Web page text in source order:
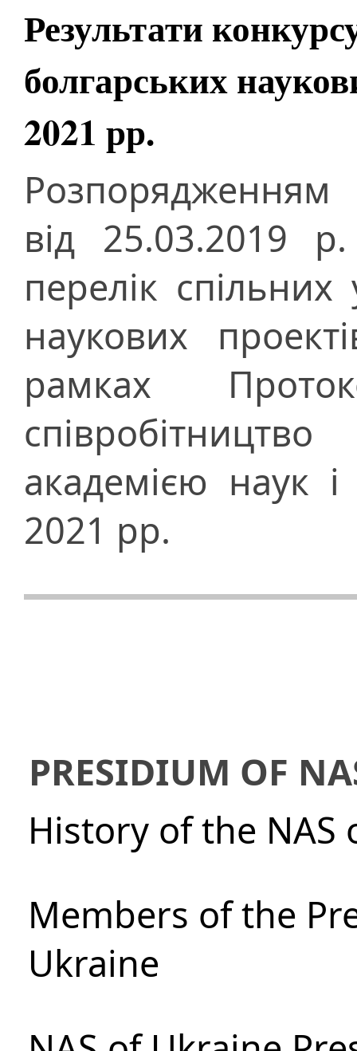
Результати
болгарських
2021 рр.
Розпорядженням
від 25.03.2019
перелік спільних
наукових
рамках
академією наук
2021 рр.
PRESIDIUM OF
History of the NAS
Members of the
Ukraine